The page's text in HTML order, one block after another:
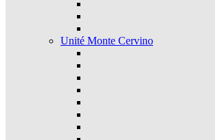
Unité Monte Cervino